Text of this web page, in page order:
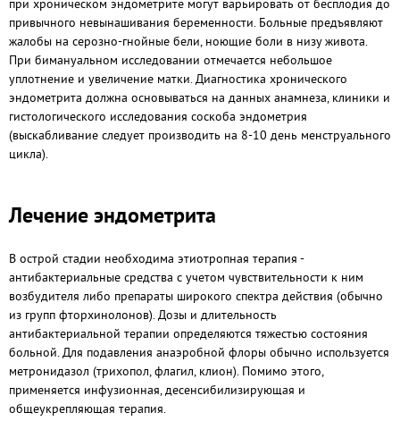
при хроническом эндометрите могут варьировать от бесплодия до
привычного невынашивания беременности. Больные предъявляют
жалобы на серозно-гнойные бели, ноющие боли в низу живота.
При бимануальном исследовании отмечается небольшое
уплотнение и увеличение матки. Диагностика хронического
эндометрита должна основываться на данных анамнеза, клиники и
гистологического исследования соскоба эндометрия
(выскабливание следует производить на 8-10 день менструального
цикла).
Лечение эндометрита
В острой стадии необходима этиотропная терапия -
антибактериальные средства с учетом чувствительности к ним
возбудителя либо препараты широкого спектра действия (обычно
из групп фторхинолонов). Дозы и длительность
антибактериальной терапии определяются тяжестью состояния
больной. Для подавления анаэробной флоры обычно используется
метронидазол (трихопол, флагил, клион). Помимо этого,
применяется инфузионная, десенсибилизирующая и
общеукрепляющая терапия.